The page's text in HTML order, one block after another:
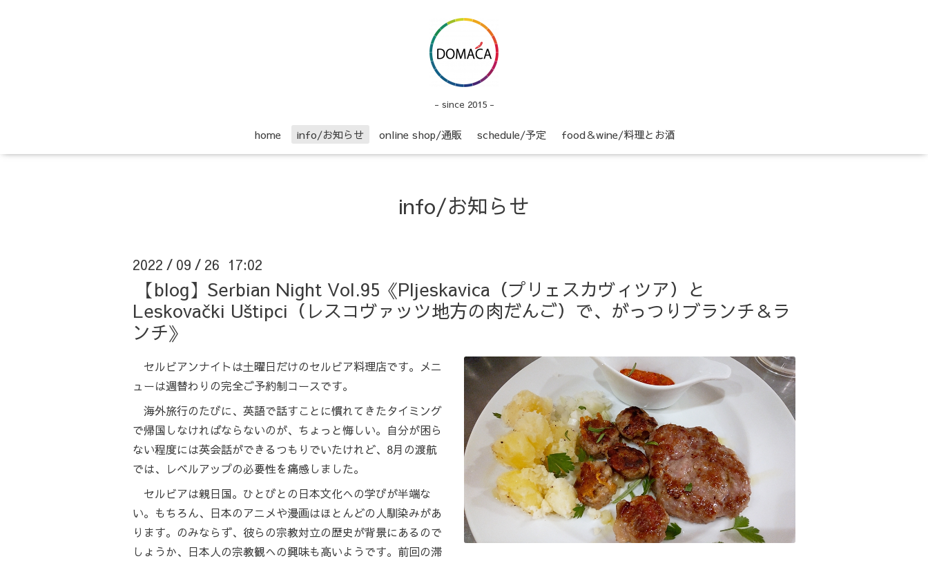
- since 2015 -
home info/お知らせ online shop/通販 schedule/予定 food＆wine/料理とお酒
info/お知らせ
2022 / 09 / 26 17:02
【blog】Serbian Night Vol.95《Pljeskavica（プリェスカヴィツア）と
Leskovački Uštipci（レスコヴァッツ地方の肉だんご）で、がっつりブランチ＆ラ
ンチ》
セルビアンナイトは土曜日だけのセルビア料理店です。メニ
ューは週替わりの完全ご予約制コースです。
海外旅行のたびに、英語で話すことに慣れてきたタイミング
で帰国しなければならないのが、ちょっと悔しい。自分が困ら
ない程度には英会話ができるつもりでいたけれど、8月の渡航
では、レベルアップの必要性を痛感しました。
セルビアは親日国。ひとびとの日本文化への学びが半端な
い。もちろん、日本のアニメや漫画はほとんどの人馴染みがあ
ります。のみならず、彼らの宗教対立の歴史が背景にあるので
しょうか、日本人の宗教観への興味も高いようです。前回の滞